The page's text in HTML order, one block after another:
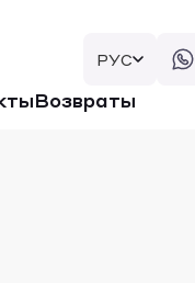
РУС
Возвраты